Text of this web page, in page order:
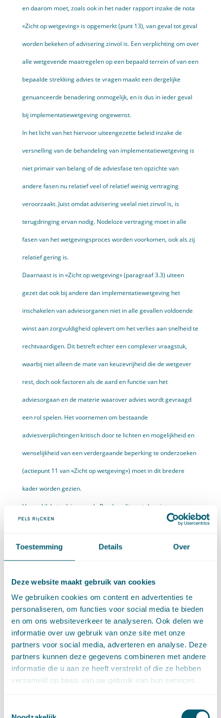
Toestemming Details Over
Deze website maakt gebruik van cookies
We gebruiken cookies om content en advertenties te
personaliseren, om functies voor social media te bieden
en om ons websiteverkeer te analyseren. Ook delen we
informatie over uw gebruik van onze site met onze
partners voor social media, adverteren en analyse. Deze
partners kunnen deze gegevens combineren met andere
informatie die u aan ze heeft verstrekt of die ze hebben
verzameld op basis van uw gebruik van hun services.
en daarom moet, zoals ook in het nader rapport inzake de nota
«Zicht op wetgeving» is opgemerkt (punt 13), van geval tot geval
worden bekeken of advisering zinvol is. Een verplichting om over
alle wetgevende maatregelen op een bepaald terrein of van een
bepaalde strekking advies te vragen maakt een dergelijke
genuanceerde benadering onmogelijk, en is dus in ieder geval
bij implementatiewetgeving ongewenst.
In het licht van het hiervoor uiteengezette beleid inzake de
versnelling van de behandeling van implementatiewetgeving is
niet primair van belang of de adviesfase ten opzichte van
andere fasen nu relatief veel of relatief weinig vertraging
veroorzaakt. Juist omdat advisering veelal niet zinvol is, is
terugdringing ervan nodig. Nodeloze vertraging moet in alle
fasen van het wetgevingsproces worden voorkomen, ook als zij
relatief gering is.
Daarnaast is in «Zicht op wetgeving» (paragraaf 3.3) uiteen
gezet dat ook bij andere dan imple­mentatiewetgeving het
inschakelen van adviesorganen niet in alle gevallen voldoende
winst aan zorgvuldigheid oplevert om het verlies aan snelheid te
rechtvaar­digen. Dit betreft echter een complexer vraagstuk,
waarbij niet alleen de mate van keuzevrijheid die de wetgever
rest, doch ook factoren als de aard en functie van het
adviesorgaan en de materie waarover advies wordt gevraagd
een rol spelen. Het voornemen om bestaande
adviesverplichtingen kritisch door te lichten en mogelijkheid en
wenselijkheid van een verdergaande beperking te onderzoeken
(actiepunt 11 van «Zicht op wetgeving») moet in dit bredere
kader worden gezien.
Hoewel ik het advies van de Raad op dit punt dus niet
onderschrijf, heeft de kritiek van de Raad mij wel aanleiding
gegeven in de memorie van toelichting beter te motiveren
waarom de afschaffing van advies­verplichtingen bij
implementatie van EG-regelgeving wenselijk is. Daartoe is in
paragraaf 1 van de memorie van toelichting een betoog
opgenomen van dezelfde strekking als hetgeen ik hierboven heb
uiteengezet.
2. Artikel 79 van de Grondwet (artikel 87 oud) vindt zijn
oorsprong in een amendement Troelstra van 1922, dat door
middel van het vereiste van een wettelijke grondslag wilde